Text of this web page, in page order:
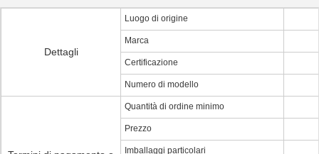
Dettagli
Luogo di origine
Marca
Certificazione
Numero di modello
Quantità di ordine minimo
Prezzo
Imballaggi particolari